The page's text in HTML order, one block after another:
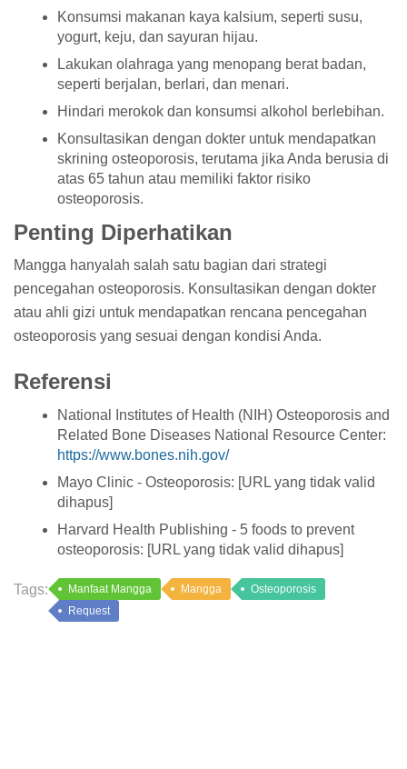
Konsumsi makanan kaya kalsium, seperti susu,
yogurt, keju, dan sayuran hijau.
Lakukan olahraga yang menopang berat badan,
seperti berjalan, berlari, dan menari.
Hindari merokok dan konsumsi alkohol berlebihan.
Konsultasikan dengan dokter untuk mendapatkan
skrining osteoporosis, terutama jika Anda berusia di
atas 65 tahun atau memiliki faktor risiko
osteoporosis.
Penting Diperhatikan
Mangga hanyalah salah satu bagian dari strategi
pencegahan osteoporosis. Konsultasikan dengan dokter
atau ahli gizi untuk mendapatkan rencana pencegahan
osteoporosis yang sesuai dengan kondisi Anda.
Referensi
National Institutes of Health (NIH) Osteoporosis and
Related Bone Diseases National Resource Center:
https://www.bones.nih.gov/
Mayo Clinic - Osteoporosis: [URL yang tidak valid
dihapus]
Harvard Health Publishing - 5 foods to prevent
osteoporosis: [URL yang tidak valid dihapus]
Tags: Manfaat Mangga Mangga
Osteoporosis
Request